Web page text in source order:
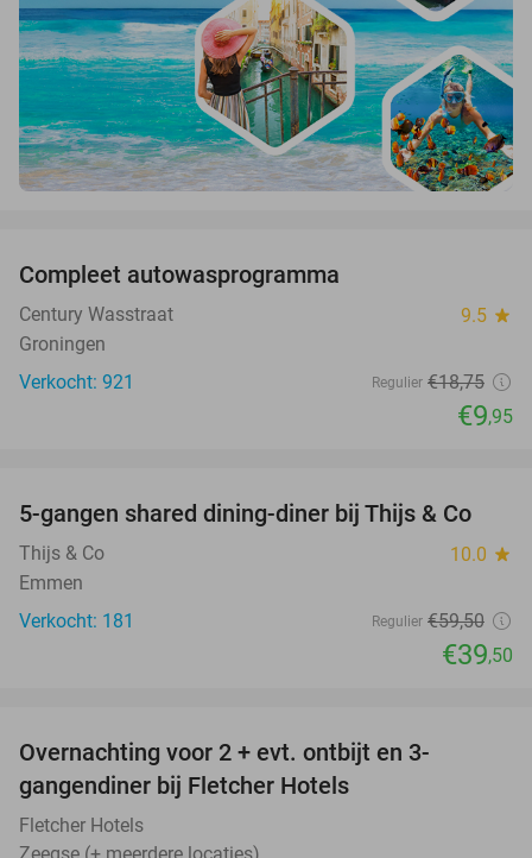
Compleet autowasprogramma
Century Wasstraat 9.5 star
Groningen
Verkocht: 921
Regulier €18,75
€9,95
34%
5-gangen shared dining-diner bij Thijs & Co
Thijs & Co 10.0 star
Emmen
Verkocht: 181
Regulier €59,50
€39,50
Overnachting voor 2 + evt. ontbijt en 3-
gangendiner bij Fletcher Hotels
Fletcher Hotels